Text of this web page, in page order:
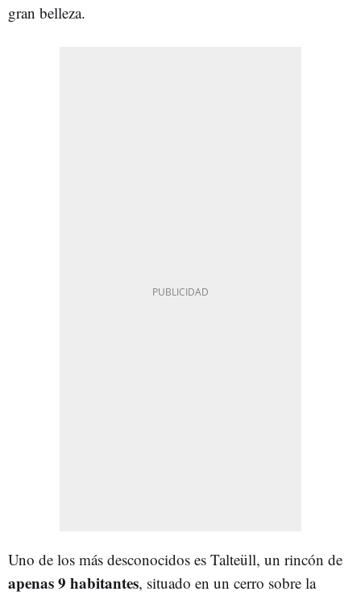
gran belleza.
Uno de los más desconocidos es Talteüll, un rincón de
apenas 9 habitantes, situado en un cerro sobre la